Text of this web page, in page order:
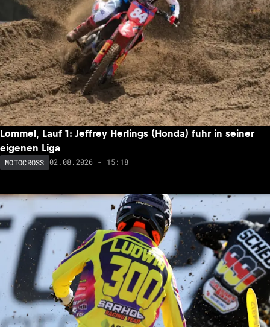
Lommel, Lauf 1: Jeffrey Herlings (Honda) fuhr in seiner
eigenen Liga
MOTOCROSS 02.08.2026 - 15:18